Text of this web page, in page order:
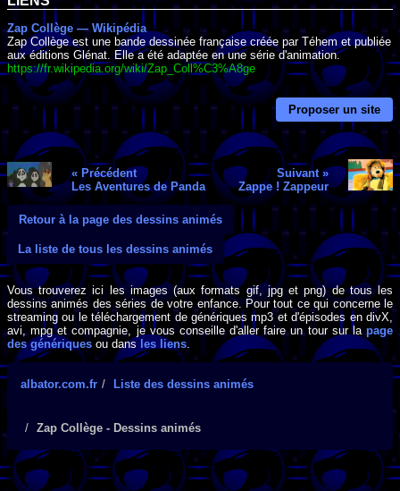
Zap Collège — Wikipédia
Zap Collège est une bande dessinée française créée par Téhem et publiée
aux éditions Glénat. Elle a été adaptée en une série d'animation.
https://fr.wikipedia.org/wiki/Zap_Coll%C3%A8ge
Proposer un site
« Précédent
Les Aventures de Panda
Suivant »
Zappe ! Zappeur
Retour à la page des dessins animés
La liste de tous les dessins animés
Vous trouverez ici les images (aux formats gif, jpg et png) de tous les
dessins animés des séries de votre enfance. Pour tout ce qui concerne le
streaming ou le téléchargement de génériques mp3 et d'épisodes en divX,
avi, mpg et compagnie, je vous conseille d'aller faire un tour sur lapage
des génériques ou dans les liens
albator.com.fr Liste des dessins animés
Zap Collège - Dessins animés